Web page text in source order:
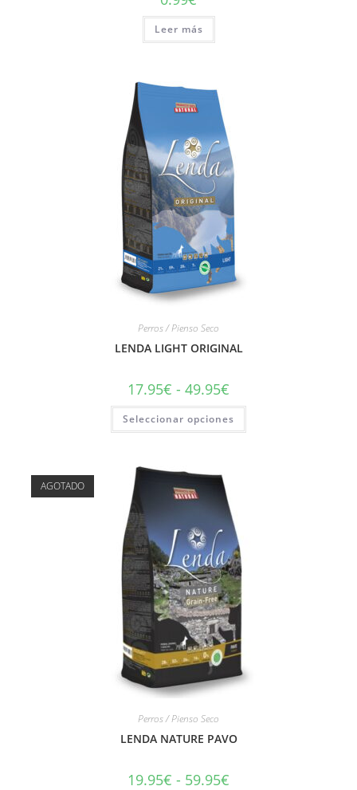
Leer más
Perros / Pienso Seco
LENDA LIGHT ORIGINAL
17.95€ - 49.95€
Seleccionar opciones
AGOTADO
Perros / Pienso Seco
LENDA NATURE PAVO
19.95€ - 59.95€